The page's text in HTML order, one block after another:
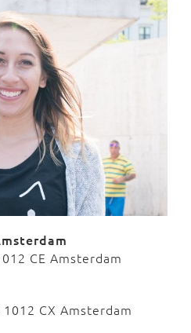
CE Amsterdam
CX Amsterdam